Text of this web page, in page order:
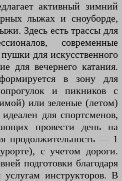
активный зимний
лыжах и сноуборде,
Здесь есть трассы для
современные
для искусственного
для вечернего катания.
в зону для
и пикников с
или зеленые (летом)
для спортсменов,
провести день на
продолжительность — 1
с учетом дороги.
подготовки благодаря
услугам инструкторов. В